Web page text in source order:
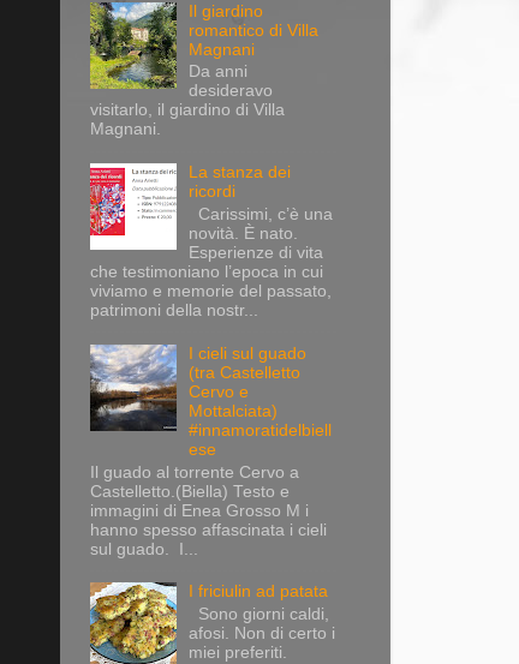
Il giardino
romantico di Villa
Magnani
Da anni
desideravo
visitarlo, il giardino di Villa
Magnani.
La stanza dei
ricordi
Carissimi, c’è una
novità. È nato.
Esperienze di vita
che testimoniano l’epoca in cui
viviamo e memorie del passato,
patrimoni della nostr...
I cieli sul guado
(tra Castelletto
Cervo e
Mottalciata)
#innamoratidelbiell
ese
Il guado al torrente Cervo a
Castelletto.(Biella) Testo e
immagini di Enea Grosso M i
hanno spesso affascinata i cieli
sul guado. I...
I friciulin ad patata
Sono giorni caldi,
afosi. Non di certo i
miei preferiti.